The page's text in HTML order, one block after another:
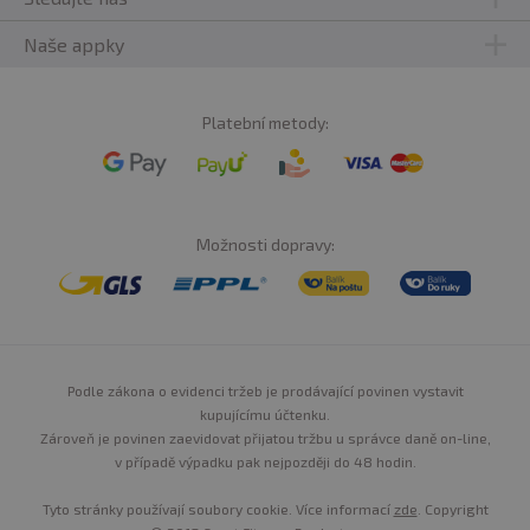
Skladujte v suchu a při teplotě do 25 °C. Nevystavujte
přímému slunečnímu záření. Chraňte před mrazem.
Upozornění pro alergiky:
Alergeny ve složení produktu
tučnězvýrazněné
Naše appky
Platební metody:
Možnosti dopravy:
Podle zákona o evidenci tržeb je prodávající povinen vystavit
kupujícímu účtenku.
Zároveň je povinen zaevidovat přijatou tržbu u správce daně on-line,
v případě výpadku pak nejpozději do 48 hodin.
Tyto stránky používají soubory cookie. Více informací zde . Copyright